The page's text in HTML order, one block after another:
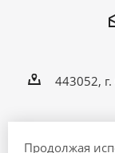
Продолжая
443052,